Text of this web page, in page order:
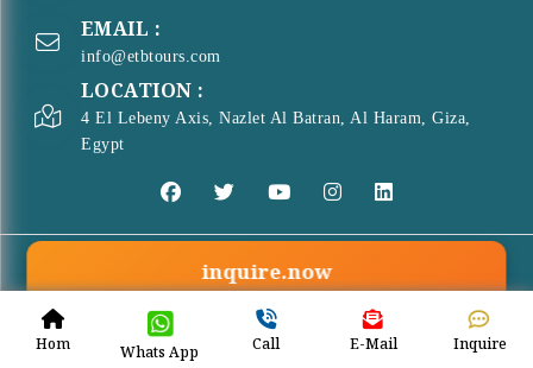
Hom Whats App Call E-Mail Inquire
EMAIL :
info@etbtours.com
LOCATION :
4 El Lebeny Axis, Nazlet Al Batran, Al Haram, Giza,
Egypt
© Copyright 2026 . All Rights Reserved ETB Tours
inquire.now